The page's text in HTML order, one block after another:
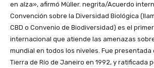
en alza», afirmó Müller. negrita/Acuerdo
Convención sobre la Diversidad Biológica
CBD o Convenio de Biodiversidad) es el
internacional que atiende las amenazas
mundial en todos los niveles. Fue presentada
Tierra de Río de Janeiro en 1992, y ratificada